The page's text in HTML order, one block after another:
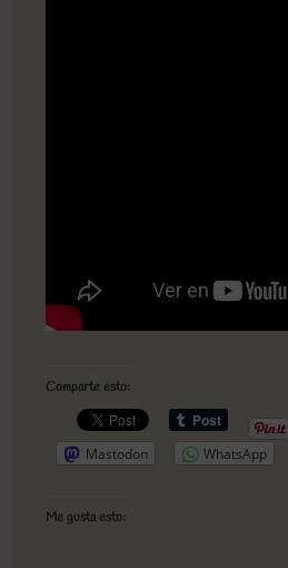
Comparte esto:
Mastodon
WhatsApp
Me gusta esto: